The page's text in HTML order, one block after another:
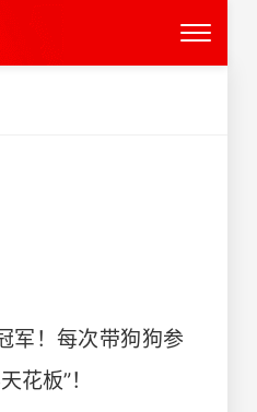
军！每次带狗狗参
花板”！